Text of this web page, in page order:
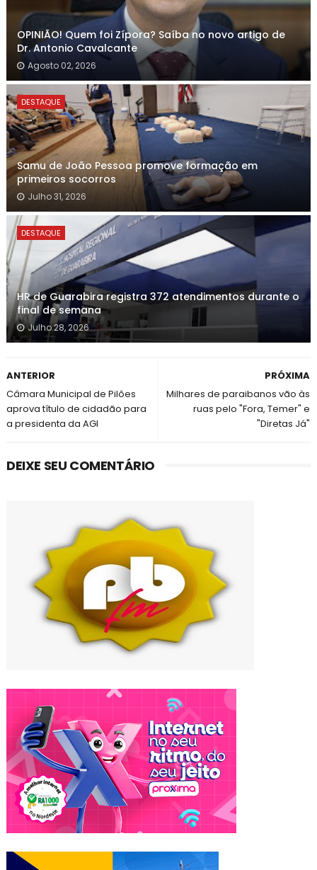
OPINIÃO! Quem foi Zípora? Saíba no novo artigo de
Dr. Antonio Cavalcante
Agosto 02, 2026
DESTAQUE
Samu de João Pessoa promove formação em
primeiros socorros
Julho 31, 2026
DESTAQUE
HR de Guarabira registra 372 atendimentos durante o
final de semana
Julho 28, 2026
PRÓXIMA
Milhares de paraibanos vão às
ruas pelo "Fora, Temer" e
"Diretas Já"
ANTERIOR
Câmara Municipal de Pilões
aprova título de cidadão para
a presidenta da AGI
DEIXE SEU COMENTÁRIO